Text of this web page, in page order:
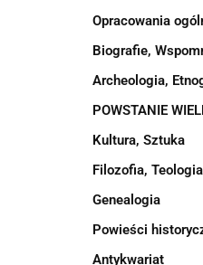
Opracowania
Biografie,
Archeologia,
POWSTANIE
Kultura, Sztuka
Filozofia, Teologia
Genealogia
Powieści
Antykwariat